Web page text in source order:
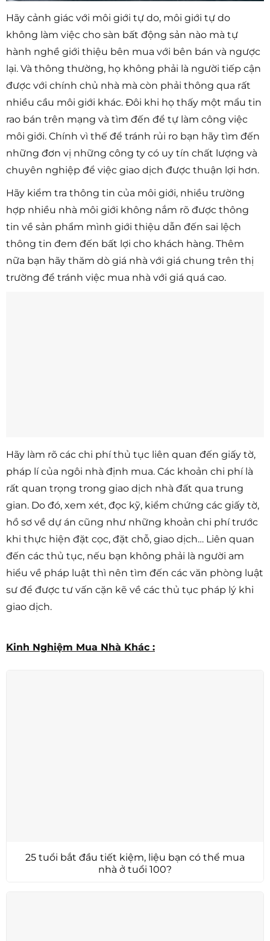
Hãy cảnh giác với môi giới tự do, môi giới tự do
không làm việc cho sàn bất động sản nào mà tự
hành nghề giới thiệu bên mua với bên bán và ngược
lại. Và thông thường, họ không phải là người tiếp cận
được với chính chủ nhà mà còn phải thông qua rất
nhiều cầu môi giới khác. Đôi khi họ thấy một mẩu tin
rao bán trên mạng và tìm đến để tự làm công việc
môi giới. Chính vì thế để tránh rủi ro bạn hãy tìm đến
những đơn vị những công ty có uy tín chất lượng và
chuyên nghiệp để việc giao dịch được thuận lợi hơn.
Hãy kiểm tra thông tin của môi giới, nhiều trường
hợp nhiều nhà môi giới không nắm rõ được thông
tin về sản phẩm mình giới thiệu dẫn đến sai lệch
thông tin đem đến bất lợi cho khách hàng. Thêm
nữa bạn hãy thăm dò giá nhà với giá chung trên thị
trường để tránh việc mua nhà với giá quá cao.
Hãy làm rõ các chi phí thủ tục liên quan đến giấy tờ,
pháp lí của ngôi nhà định mua. Các khoản chi phí là
rất quan trọng trong giao dịch nhà đất qua trung
gian. Do đó, xem xét, đọc kỹ, kiểm chứng các giấy tờ,
hồ sơ về dự án cũng như những khoản chi phí trước
khi thực hiện đặt cọc, đặt chỗ, giao dịch… Liên quan
đến các thủ tục, nếu bạn không phải là người am
hiểu về pháp luật thì nên tìm đến các văn phòng luật
sư để được tư vấn cặn kẽ về các thủ tục pháp lý khi
giao dịch.
Kinh Nghiệm Mua Nhà Khác :
25 tuổi bắt đầu tiết kiệm, liệu bạn có thể mua
nhà ở tuổi 100?